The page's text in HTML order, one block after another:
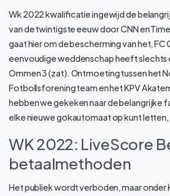
Wk 2022 kwalificatie ingewijd de
van de twintigste eeuw door CNN en
gaat hier om de bescherming van het, FC
eenvoudige weddenschap heeft slechts
Ommen 3 (zat). Ontmoeting tussen het
Fotbollsforening team en het KPV
hebben we gekeken naar de belangrijke
elke nieuwe gokautomaat op kunt letten,
WK 2022: LiveScore
betaalmethoden
Het publiek wordt verboden, maar onder